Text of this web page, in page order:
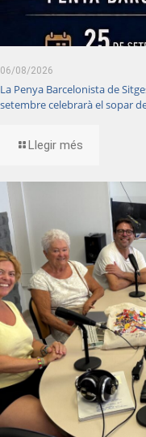
06/08/2026
La Penya Barcelonista de
setembre celebrarà el sopar
Llegir més